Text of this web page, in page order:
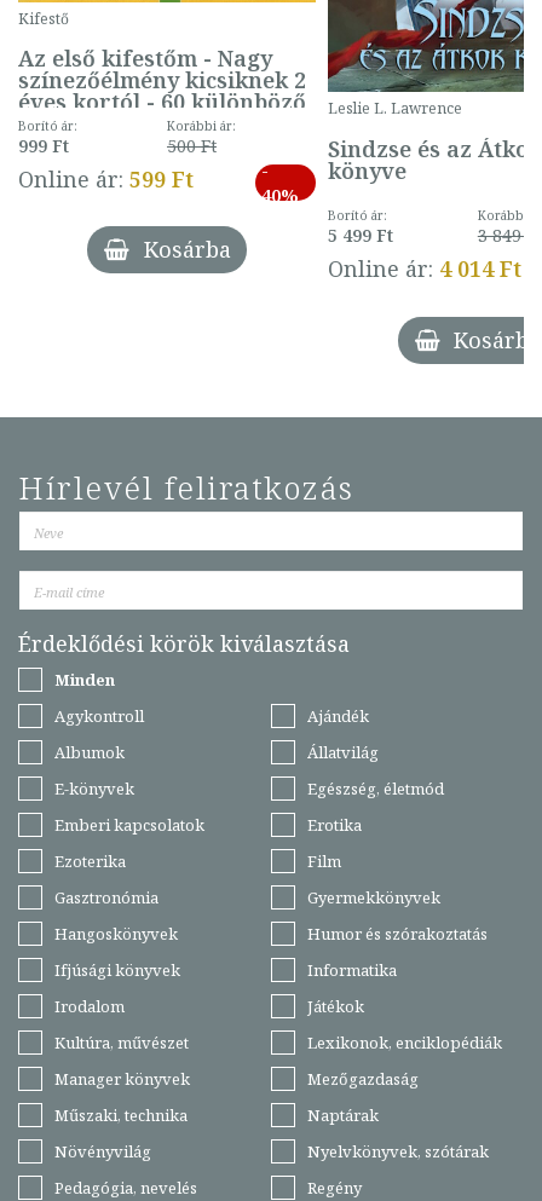
Kifestő
Az első kifestőm - Nagy
színezőélmény kicsiknek 2
éves kortól - 60 különböző
mintával (gombás)
Borító ár:
999 Ft
Korábbi ár:
500 Ft
Online ár: 599 Ft
-
40%
Kosárba
Leslie L. Lawrence
Sindzse és az Átkok
könyve
Borító ár:
5 499 Ft
Korábbi
3 849 Ft
Online ár: 4 014 Ft
Kosárba
Hírlevél feliratkozás
Érdeklődési körök kiválasztása
Minden
Agykontroll
Ajándék
Albumok
Állatvilág
E-könyvek
Egészség, életmód
Emberi kapcsolatok
Erotika
Ezoterika
Film
Gasztronómia
Gyermekkönyvek
Hangoskönyvek
Humor és szórakoztatás
Ifjúsági könyvek
Informatika
Irodalom
Játékok
Kultúra, művészet
Lexikonok, enciklopédiák
Manager könyvek
Mezőgazdaság
Műszaki, technika
Naptárak
Növényvilág
Nyelvkönyvek, szótárak
Pedagógia, nevelés
Regény